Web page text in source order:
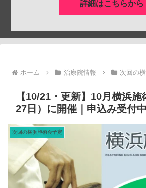
詳細はこちらから
ホーム 治療院情報 次回の
【10/21・更新】10月横浜施
27日）に開催｜申込み受付中
次回の横浜施術会予定